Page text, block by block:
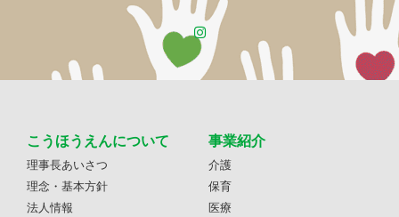
こうほうえんについて
理事長あいさつ
理念・基本方針
法人情報
事業紹介
介護
保育
医療